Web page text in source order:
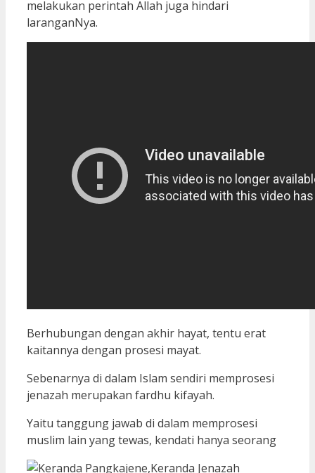
melakukan perintah Allah juga hindari
laranganNya.
Berhubungan dengan akhir hayat, tentu erat
kaitannya dengan prosesi mayat.
Sebenarnya di dalam Islam sendiri memprosesi
jenazah merupakan fardhu kifayah.
Yaitu tanggung jawab di dalam memprosesi
muslim lain yang tewas, kendati hanya seorang